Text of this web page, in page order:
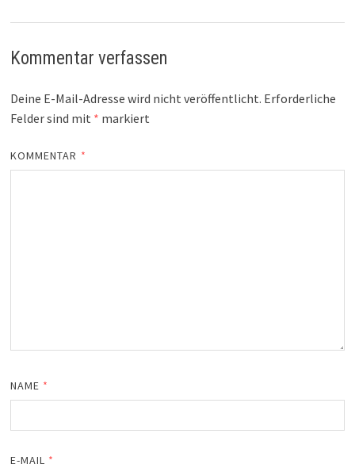
Kommentar verfassen
Deine E-Mail-Adresse wird nicht veröffentlicht. Erforderliche
Felder sind mit * markiert
KOMMENTAR *
NAME *
E-MAIL *